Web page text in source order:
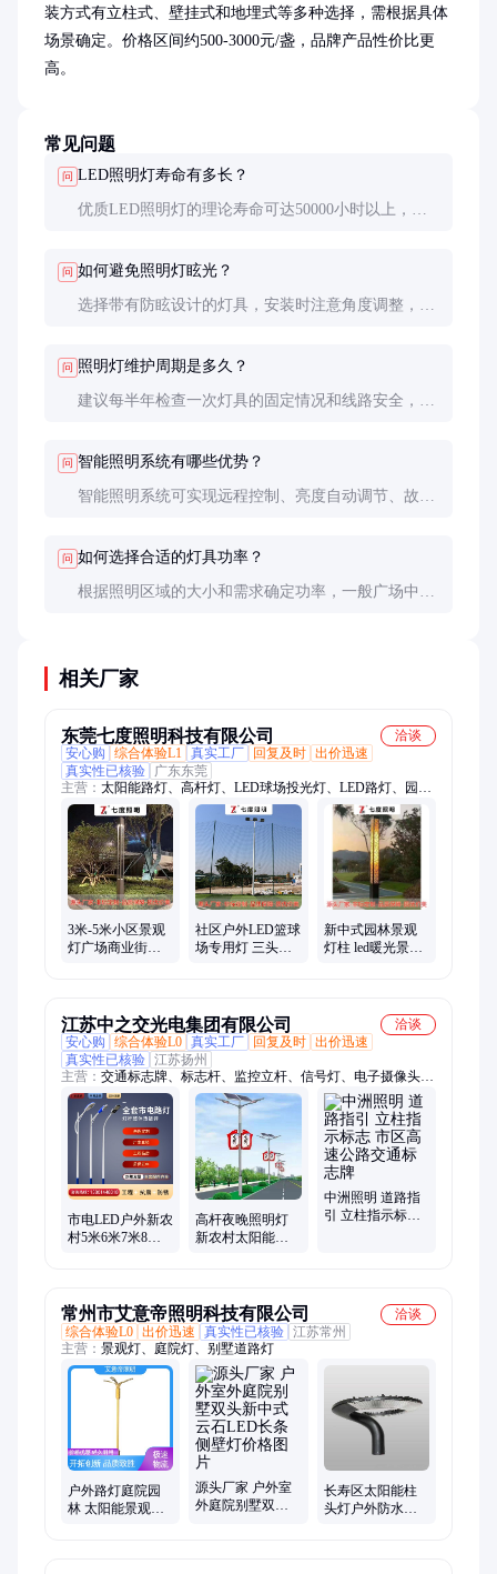
装方式有立柱式、壁挂式和地埋式等多种选择，需根据具体
场景确定。价格区间约500-3000元/盏，品牌产品性价比更
高。
常见问题
问 LED照明灯寿命有多长？
优质LED照明灯的理论寿命可达50000小时以上，实
问 如何避免照明灯眩光？
选择带有防眩设计的灯具，安装时注意角度调整，避
问 照明灯维护周期是多久？
建议每半年检查一次灯具的固定情况和线路安全，每
问 智能照明系统有哪些优势？
智能照明系统可实现远程控制、亮度自动调节、故障
问 如何选择合适的灯具功率？
根据照明区域的大小和需求确定功率，一般广场中心
相关厂家
东莞七度照明科技有限公司
洽谈
安心购
综合体验L1 真实工厂 回复及时 出价迅速
真实性已核验
广东东莞
主营： 太阳能路灯、高杆灯、LED球场投光灯、LED路灯、园林
景观灯、智慧路灯杆、庭院灯、led投光灯、LED工厂灯、球场高
杆灯、太阳能庭院灯、草坪灯、柱头灯、墙壁灯
3米-5米小区景观
灯广场商业街道
社区户外LED篮球
场专用灯 三头立
新中式园林景观
灯柱 led暖光景观
江苏中之交光电集团有限公司
洽谈
安心购
综合体验L0 真实工厂 回复及时 出价迅速
真实性已核验 江苏扬州
主营： 交通标志牌、标志杆、监控立杆、信号灯、电子摄像头灯
杆、路灯、太阳能路灯、LED路灯、景观灯、智慧路灯、高杆
灯、玉兰灯、市电路灯、交通信号灯、亮化灯饰、信号灯杆、合
杆、综合杆、共杆、龙门架、节日小品
市电LED户外新农
村5米6米7米8米
高杆夜晚照明灯
新农村太阳能道
中洲照明 道路指
引 立柱指示标志
常州市艾意帝照明科技有限公司
洽谈
综合体验L0 出价迅速 真实性已核验 江苏常州
主营： 景观灯、庭院灯、别墅道路灯
户外路灯庭院园
林 太阳能景观照
源头厂家 户外室
外庭院别墅双头
长寿区太阳能柱
头灯户外防水庭